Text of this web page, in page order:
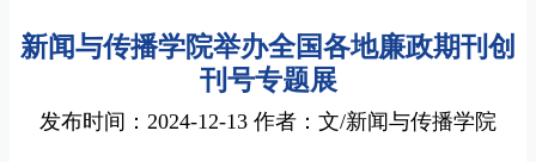
新闻与传播学院举办全国各地廉政期刊创
刊号专题展
发布时间：2024-12-13 作者：文/新闻与传播学院